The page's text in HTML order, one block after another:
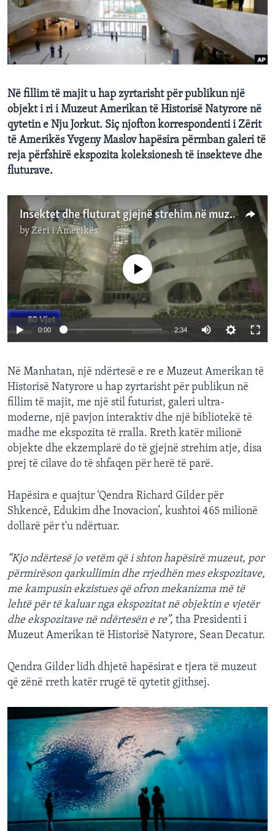
INTERVISTA
DITARI
Në fillim të majit u hap zyrtarisht për publikun një
objekt i ri i Muzeut Amerikan të Historisë Natyrore në
qytetin e Nju Jorkut. Siç njofton korrespondenti i Zërit
të Amerikës Yvgeny Maslov hapësira përmban galeri të
reja përfshirë ekspozita koleksionesh të insekteve dhe
fluturave.
Insektet dhe fluturat gjejnë strehim në muzeun e Nju Jorkut
byZëri i Amerikës
No media source currently available
0:00 2:34
Në Manhatan, një ndërtesë e re e Muzeut Amerikan të
Historisë Natyrore u hap zyrtarisht për publikun në
fillim të majit, me një stil futurist, galeri ultra-
moderne, një pavjon interaktiv dhe një bibliotekë të
madhe me ekspozita të rralla. Rreth katër milionë
objekte dhe ekzemplarë do të gjejnë strehim atje, disa
prej të cilave do të shfaqen për herë të parë.
Hapësira e quajtur ‘Qendra Richard Gilder për
Shkencë, Edukim dhe Inovacion’, kushtoi 465 milionë
dollarë për t'u ndërtuar.
“Kjo ndërtesë jo vetëm që i shton hapësirë muzeut, por
përmirëson qarkullimin dhe rrjedhën mes ekspozitave,
me kampusin ekzistues që ofron mekanizma më të
lehtë për të kaluar nga ekspozitat në objektin e vjetër
dhe ekspozitave në ndërtesën e re”, tha Presidenti i
Muzeut Amerikan të Historisë Natyrore, Sean Decatur.
Qendra Gilder lidh dhjetë hapësirat e tjera të muzeut
që zënë rreth katër rrugë të qytetit gjithsej.